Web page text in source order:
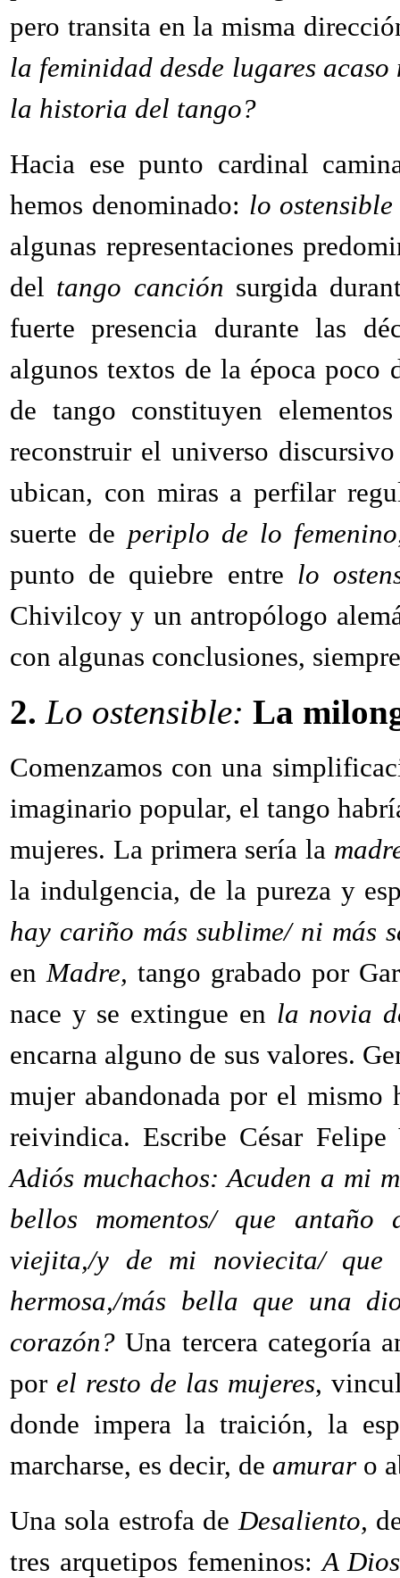
pero transita en la misma
la feminidad desde lugares
la historia del tango?
Hacia ese punto cardinal
hemos denominado: lo ostensible
algunas representaciones
del tango canción surgida
fuerte presencia durante las
algunos textos de la época poco
de tango constituyen
reconstruir el universo
ubican, con miras a perfilar
suerte de periplo de lo femenino
punto de quiebre entre lo
Chivilcoy y un antropólogo
con algunas conclusiones,
2. Lo ostensible: La
Comenzamos con una
imaginario popular, el tango
mujeres. La primera sería la
la indulgencia, de la pureza y
hay cariño más sublime/ ni más
enMadre, tango grabado por
nace y se extingue en la novia
encarna alguno de sus valores.
mujer abandonada por el mismo
reivindica. Escribe César
Adiós muchachos: Acuden a mi
bellos momentos/ que
viejita,/y de mi noviecita/ que
hermosa,/más bella que una
corazón? Una tercera categoría
por el resto de las mujeres,
donde impera la traición, la
marcharse, es decir, de amurar o
Una sola estrofa deDesaliento,
tres arquetipos femeninos:A